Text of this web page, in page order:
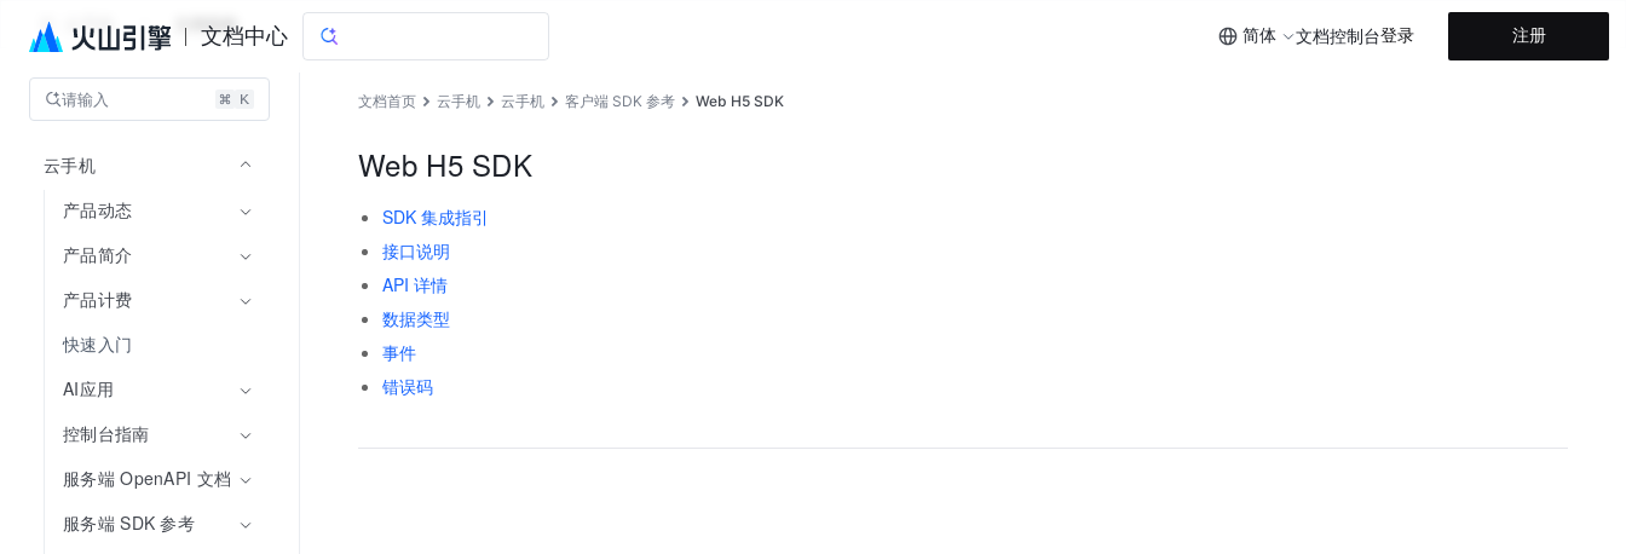
文档中心 简体 文档控制台登录 注册
云手机 文档指南
请输入
云手机
产品动态
产品简介
产品计费
快速入门
AI应用
控制台指南
服务端 OpenAPI 文档
服务端 SDK 参考
文档首页 云手机 云手机 客户端 SDK 参考 Web H5 SDK
Web H5 SDK
SDK 集成指引
接口说明
API 详情
数据类型
事件
错误码